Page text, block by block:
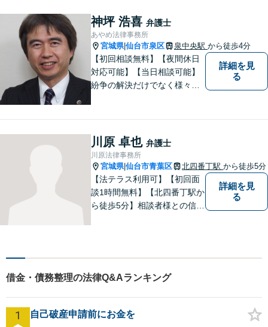
可】不安や問題について法的
リスクを説明し、見通しを立
て、より良い解決に導くお手
伝いをいたします。
神坪 浩喜 弁護士
あやめ法律事務所
宮城県|仙台市泉区 泉中央駅 から徒歩4分
【初回相談無料】【夜間休日
対応可能】【当日相談可能】
紛争の解決だけでなく様々な
是非一度ご相談ください。
詳細を見
る
川原 卓也 弁護士
川原法律事務所
宮城県|仙台市青葉区 北四番丁駅 から徒歩5分
【法テラス利用可】【初回面
談1時間無料】【北四番丁駅か
ら徒歩5分】相談者様との信頼
ます。 まずは一度気軽に御相
談下さい。
詳細を見
る
借金・債務整理の法律Q&Aランキング
1 自己破産申請前にお金を